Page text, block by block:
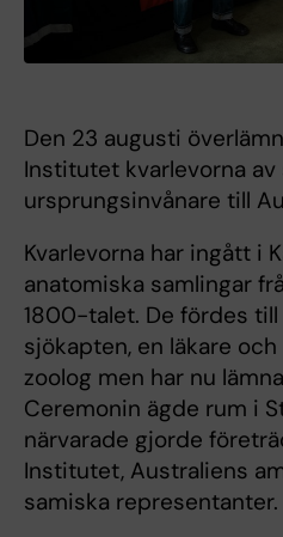
Den 23 augusti
Institutet kvarlevorna av
ursprungsinvånare till
Kvarlevorna har ingått i
anatomiska samlingar
1800-talet. De fördes till
sjökapten, en läkare
zoolog men har nu
Ceremonin ägde rum i
närvarade gjorde
Institutet, Australiens
samiska representanter.